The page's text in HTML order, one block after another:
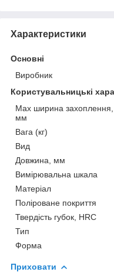
Характеристики
Основні
Виробник
Користувальницькі
Max ширина захоплення,
мм
Вага (кг)
Вид
Довжина, мм
Вимірювальна шкала
Матеріал
Поліроване покриття
Твердість губок, HRC
Тип
Форма
Приховати